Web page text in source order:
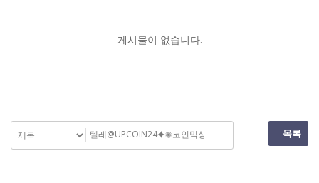
게시물이 없습니다.
목록